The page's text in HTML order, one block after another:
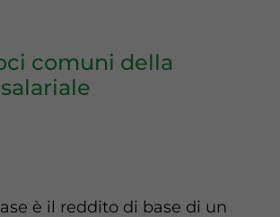
comuni della
è il reddito di base di un